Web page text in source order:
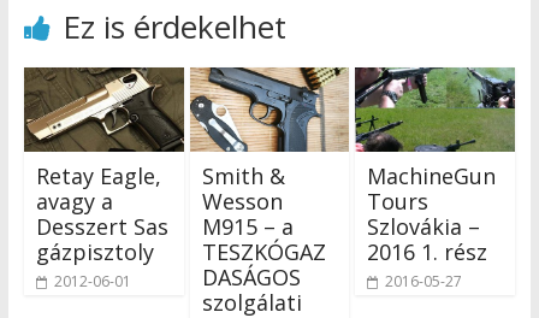
Ez is érdekelhet
Retay Eagle,
avagy a
Desszert Sas
gázpisztoly
2012-06-01
Smith &
Wesson
M915 – a
TESZKÓGAZ
DASÁGOS
szolgálati
MachineGun
Tours
Szlovákia –
2016 1. rész
2016-05-27